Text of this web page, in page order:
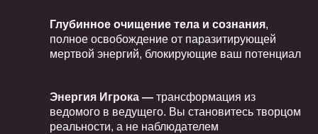
Глубинное очищение тела и сознания,
полное освобождение от паразитирующей
мертвой энергий, блокирующие ваш потенциал
Энергия Игрока — трансформация из
ведомого в ведущего. Вы становитесь творцом
реальности, а не наблюдателем